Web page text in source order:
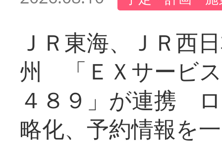
ＪＲ東海、ＪＲ西
州 「ＥＸサービ
４８９」が連携
略化、予約情報を